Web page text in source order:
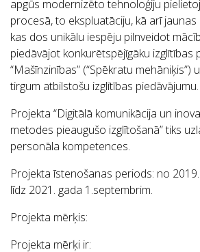
apgūs modernizēto tehnoloģiju
procesā, to ekspluatāciju, kā arī
kas dos unikālu iespēju pilnveidot
piedāvājot konkurētspējīgāku izglītības
“Mašīnzinības” (“Spēkratu mehāniķis”)
tirgum atbilstošu izglītības piedāvājumu.
Projekta “Digitālā komunikācija un
metodes pieaugušo izglītošanā” tiks
personāla kompetences.
Projekta īstenošanas periods: no
līdz 2021. gada 1.septembrim.
Projekta mērķis:
Projekta mērķi ir: